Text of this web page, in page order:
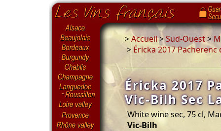
>Accueil>Sud-Ouest>
> Éricka 2017
Éricka 2017
Vic-Bilh Sec
White wine sec, 75 cl,
Vic-Bilh